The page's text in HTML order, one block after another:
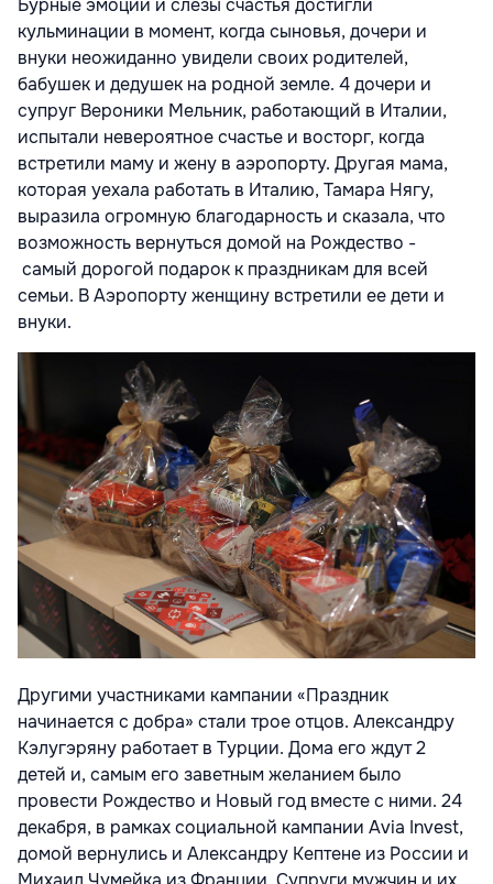
Бурные эмоции и слезы счастья достигли
кульминации в момент, когда сыновья, дочери и
внуки неожиданно увидели своих родителей,
бабушек и дедушек на родной земле. 4 дочери и
супруг Вероники Мельник, работающий в Италии,
испытали невероятное счастье и восторг, когда
встретили маму и жену в аэропорту. Другая мама,
которая уехала работать в Италию, Тамара Нягу,
выразила огромную благодарность и сказала, что
возможность вернуться домой на Рождество -
самый дорогой подарок к праздникам для всей
семьи. В Аэропорту женщину встретили ее дети и
внуки.
Другими участниками кампании «Праздник
начинается с добра» стали трое отцов. Александру
Кэлугэряну работает в Турции. Дома его ждут 2
детей и, самым его заветным желанием было
провести Рождество и Новый год вместе с ними. 24
декабря, в рамках социальной кампании Avia Invest,
домой вернулись и Александру Кептене из России и